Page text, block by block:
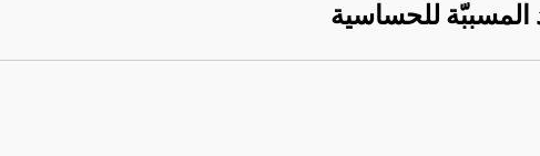
المسببّة للحساسية